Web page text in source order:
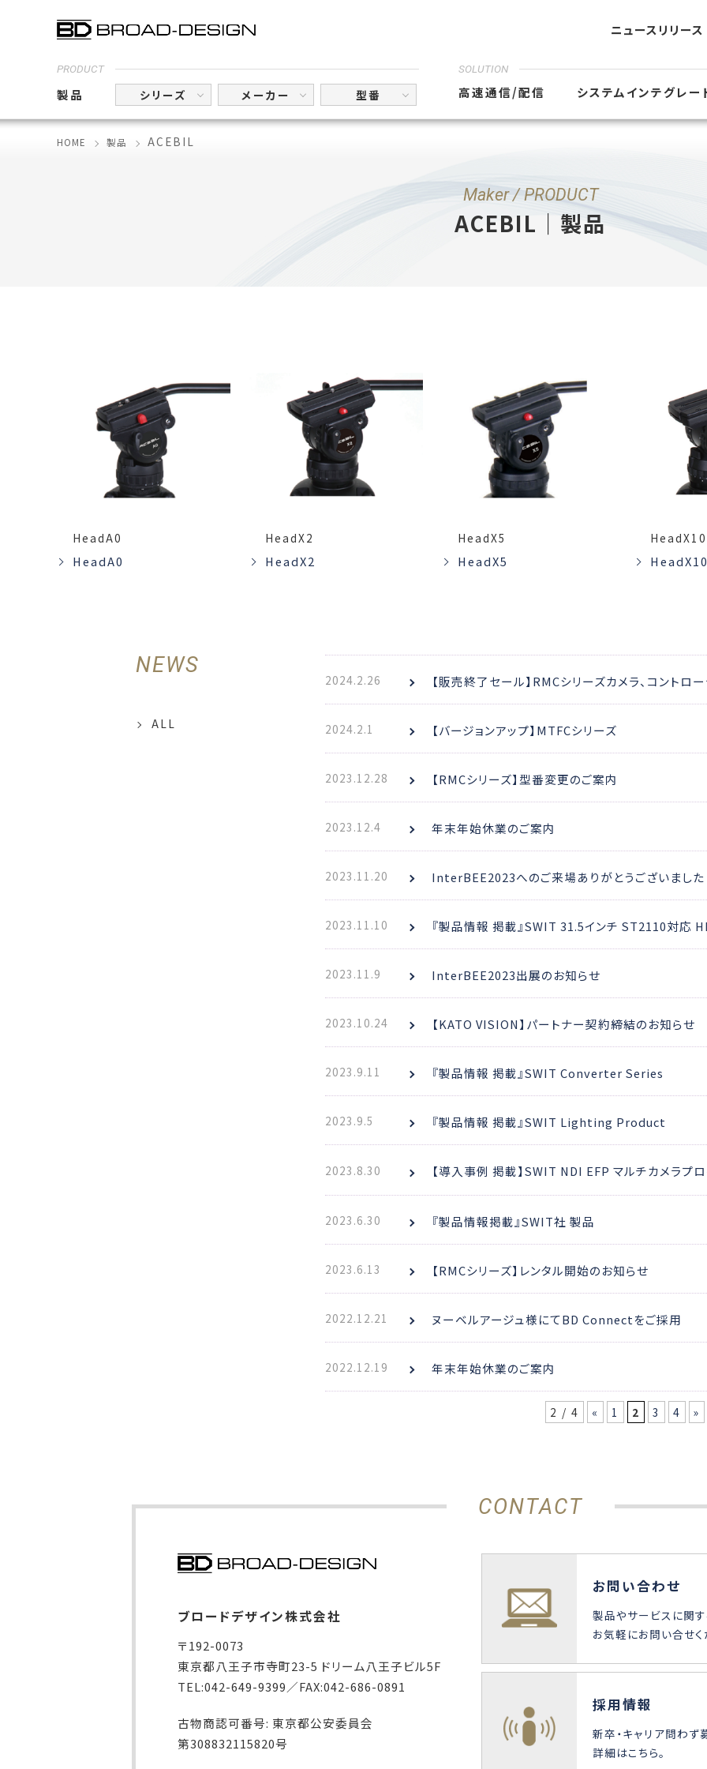
ニュースリリース
PRODUCT
製品 シリーズ メーカー 型番
SOLUTION
高速通信/配信 システムインテグレー
HOME 製品 ACEBIL
Maker / PRODUCT
ACEBIL｜製品
HeadA0
HeadA0
HeadX2
HeadX2
HeadX5
HeadX5
NEWS
ALL
2024.2.26 【販売終了セール】RMCシリーズカメラ、コントロ
2024.2.1 【バージョンアップ】MTFCシリーズ
2023.12.28 【RMCシリーズ】型番変更のご案内
2023.12.4 年末年始休業のご案内
2023.11.20 InterBEE2023へのご来場ありがとうございました
2023.11.10 『製品情報 掲載』SWIT 31.5インチ ST2110対応
2023.11.9 InterBEE2023出展のお知らせ
2023.10.24 【KATO VISION】パートナー契約締結のお知らせ
2023.9.11 『製品情報 掲載』SWIT Converter Series
2023.9.5 『製品情報 掲載』SWIT Lighting Product
2023.8.30 【導入事例 掲載】SWIT NDI EFP マルチカメラプ
2023.6.30 『製品情報掲載』SWIT社 製品
2023.6.13 【RMCシリーズ】レンタル開始のお知らせ
2022.12.21 ヌーベルアージュ様にてBD Connectをご採用
2022.12.19 年末年始休業のご案内
2 / 4 « 1 2 3 4 »
CONTACT
ブロードデザイン株式会社
〒192-0073
東京都八王子市寺町23-5 ドリーム八王子ビル5F
TEL:042-649-9399／FAX:042-686-0891
古物商認可番号: 東京都公安委員会
第308832115820号
お問い合わせ
製品やサービスに関
お気軽にお問い合せく
採用情報
新卒・キャリア問わず
詳細はこちら。